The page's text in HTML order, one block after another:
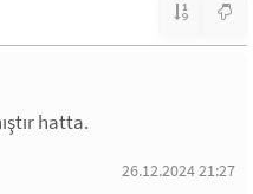
hatta.
26.12.2024 21:27